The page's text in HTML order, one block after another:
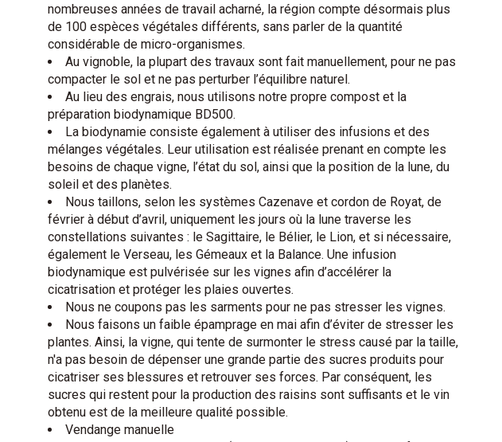
nombreuses années de travail acharné, la région compte désormais plus
de 100 espèces végétales différents, sans parler de la quantité
considérable de micro-organismes.
Au vignoble, la plupart des travaux sont fait manuellement, pour ne pas
compacter le sol et ne pas perturber l’équilibre naturel.
Au lieu des engrais, nous utilisons notre propre compost et la
préparation biodynamique BD500.
La biodynamie consiste également à utiliser des infusions et des
mélanges végétales. Leur utilisation est réalisée prenant en compte les
besoins de chaque vigne, l’état du sol, ainsi que la position de la lune, du
soleil et des planètes.
Nous taillons, selon les systèmes Cazenave et cordon de Royat, de
février à début d’avril, uniquement les jours où la lune traverse les
constellations suivantes : le Sagittaire, le Bélier, le Lion, et si nécessaire,
également le Verseau, les Gémeaux et la Balance. Une infusion
biodynamique est pulvérisée sur les vignes afin d’accélérer la
cicatrisation et protéger les plaies ouvertes.
Nous ne coupons pas les sarments pour ne pas stresser les vignes.
Nous faisons un faible épamprage en mai afin d’éviter de stresser les
plantes. Ainsi, la vigne, qui tente de surmonter le stress causé par la taille,
n'a pas besoin de dépenser une grande partie des sucres produits pour
cicatriser ses blessures et retrouver ses forces. Par conséquent, les
sucres qui restent pour la production des raisins sont suffisants et le vin
obtenu est de la meilleure qualité possible.
Vendange manuelle